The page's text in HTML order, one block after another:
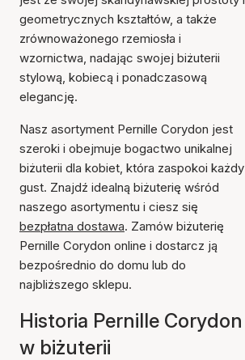
geometrycznych kształtów, a także
zrównoważonego rzemiosła i
wzornictwa, nadając swojej biżuterii
stylową, kobiecą i ponadczasową
elegancję.
Nasz asortyment Pernille Corydon jest
szeroki i obejmuje bogactwo unikalnej
biżuterii dla kobiet, która zaspokoi każdy
gust. Znajdź idealną biżuterię wśród
naszego asortymentu i ciesz się
bezpłatna dostawa. Zamów biżuterię
Pernille Corydon online i dostarcz ją
bezpośrednio do domu lub do
najbliższego sklepu.
Historia Pernille Corydon
w biżuterii